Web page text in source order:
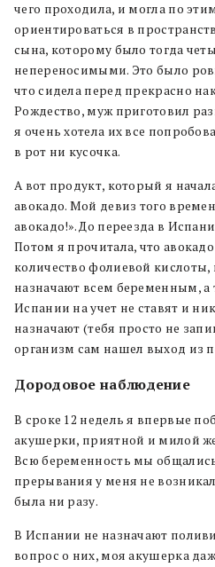
чего проходила, и могла по
ориентироваться в
сына, которому было тогда
непереносимыми. Это было
что сидела перед прекрасно
Рождество, муж приготовил
я очень хотела их все
в рот ни кусочка.
А вот продукт, который я
авокадо. Мой девиз того
авокадо!». До переезда в
Потом я прочитала, что
количество фолиевой
назначают всем беременным, а
Испании на учет не ставят и
назначают (тебя просто не
организм сам нашел выход из
Дородовое наблюдение
В сроке 12 недель я впервые
акушерки, приятной и милой
Всю беременность мы
прерывания у меня не
была ни разу.
В Испании не назначают
вопрос о них, моя акушерка